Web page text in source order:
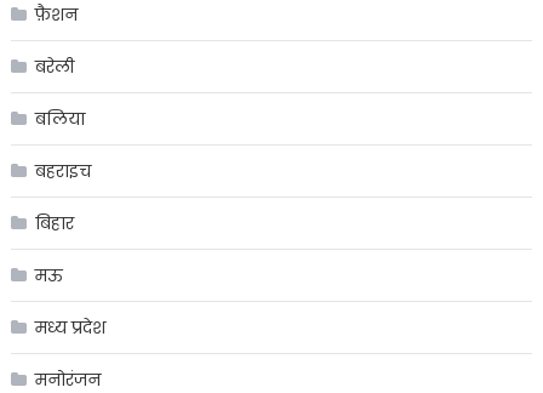
फ़ैशन
बरेली
बलिया
बहराइच
बिहार
मऊ
मध्य प्रदेश
मनोरंजन